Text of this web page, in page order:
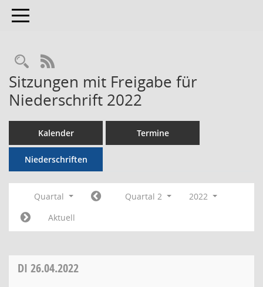
Toggle navigation
RSS-Feed
Sitzungen mit Freigabe für
Niederschrift 2022
Kalender Termine
Niederschriften
Quartal Quartal 2
2022
Aktuell
DI 26.04.2022